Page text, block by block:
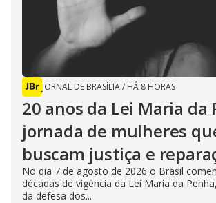
JORNAL DE BRASÍLIA/ HÁ 8 HORAS
20 anos da Lei Maria da
jornada de mulheres
buscam justiça e
No dia 7 de agosto de 2026 o Brasil
décadas de vigência da Lei Maria da
da defesa dos...